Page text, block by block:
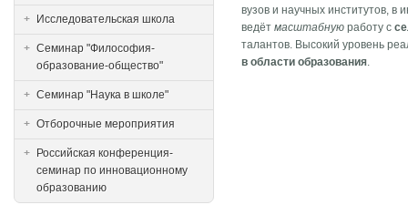
вузов и научных институтов,
ведёт масштабную работу с
талантов. Высокий уровень
в области образования.
Исследовательская школа
Семинар "Философия-
образование-общество"
Семинар "Наука в школе"
Отборочные мероприятия
Российская конференция-
семинар по инновационному
образованию